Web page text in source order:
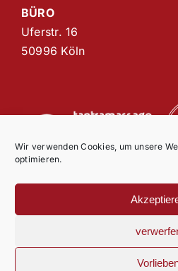
Wir verwenden Cookies, um unsere
optimieren.
BÜRO
Uferstr. 16
50996 Köln
© Copyright 2021 AnandaWave |